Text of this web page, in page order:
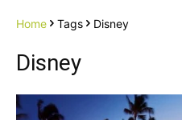
Home Tags Disney
Disney